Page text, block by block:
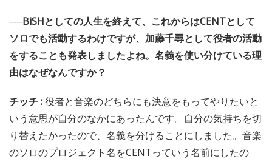
──BiSHとしての人生を終えて、これからはCENTとして
ソロでも活動するわけですが、加藤千尋として役者の活動
をすることも発表しましたよね。名義を使い分けている理
由はなぜなんですか？
チッチ :役者と音楽のどちらにも決意をもってやりたいと
いう意思が自分のなかにあったんです。自分の気持ちを切
り替えたかったので、名義を分けることにしました。音楽
のソロのプロジェクト名をCENTっていう名前にしたの